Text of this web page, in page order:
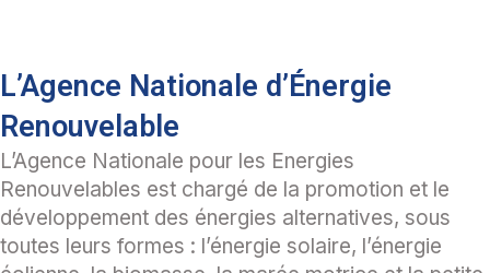
L’Agence Nationale d’Énergie
Renouvelable
L’Agence Nationale pour les Energies
Renouvelables est chargé de la promotion et le
développement des énergies alternatives, sous
toutes leurs formes : l’énergie solaire, l’énergie